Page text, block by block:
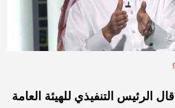
الرئيس التنفيذي للهيئة العامة